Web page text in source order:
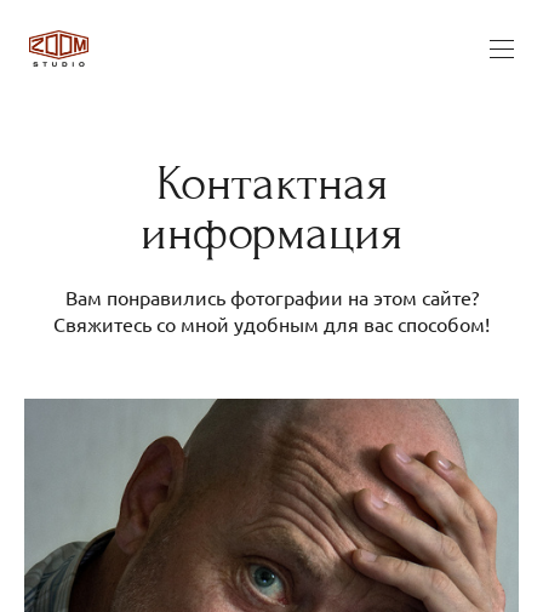
Контактная
информация
Вам понравились фотографии на этом сайте?
Свяжитесь со мной удобным для вас способом!